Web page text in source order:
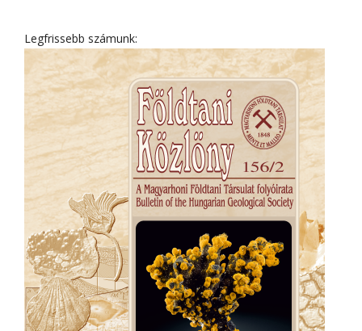
Legfrissebb számunk: